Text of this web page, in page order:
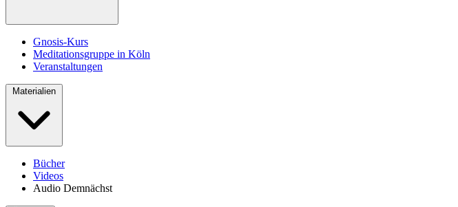
Gnosis-Kurs
Meditationsgruppe in Köln
Veranstaltungen
Materialien
Bücher
Videos
Audio Demnächst